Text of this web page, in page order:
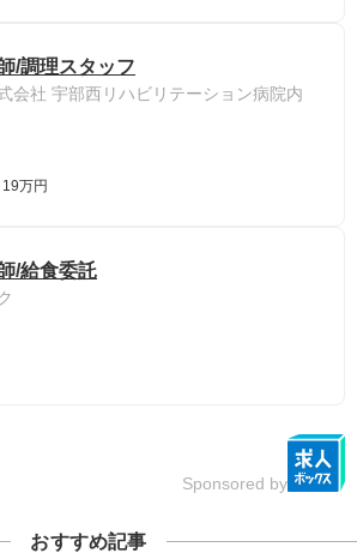
/調理スタッフ
会社 宇部西リハビリテーション病院内
万円
/給食委託
Sponsored by
おすすめ記事